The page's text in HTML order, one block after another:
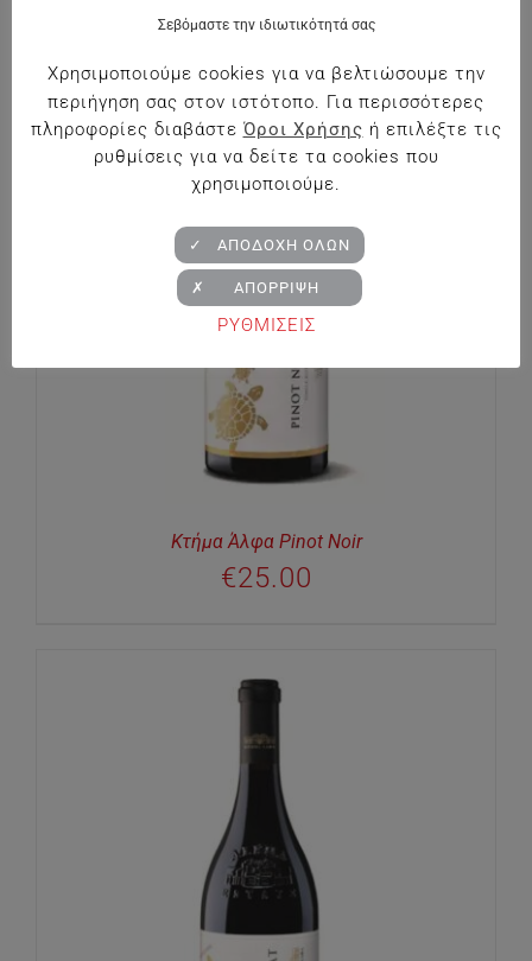
Κτήμα Άλφα Pinot Noir
€25.00
Σεβόμαστε την ιδιωτικότητά σας
Χρησιμοποιούμε cookies για να βελτιώσουμε την
περιήγηση σας στον ιστότοπο. Για περισσότερες
πληροφορίες διαβάστε Όροι Χρήσης ή επιλέξτε τις
ρυθμίσεις για να δείτε τα cookies που
χρησιμοποιούμε.
ΡΥΘΜΙΣΕΙΣ
✓ ΑΠΟΔΟΧΗ ΟΛΩΝ
✗ ΑΠΟΡΡΙΨΗ